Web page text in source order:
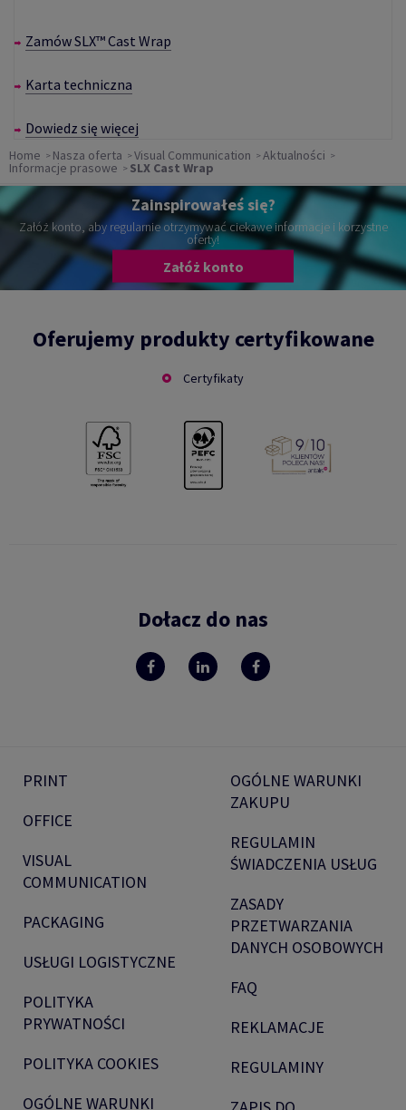
Zamów SLX™ Cast Wrap
Karta techniczna
Dowiedz się więcej
Home Nasza oferta Visual Communication Aktualności
Informacje prasowe SLX Cast Wrap
Zainspirowałeś się?
Załóż konto, aby regularnie otrzymywać ciekawe informacje i korzystne
oferty!
Załóż konto
Oferujemy produkty certyfikowane
Certyfikaty
Dołacz do nas
PRINT
OFFICE
VISUAL
COMMUNICATION
PACKAGING
USŁUGI LOGISTYCZNE
POLITYKA
PRYWATNOŚCI
POLITYKA COOKIES
OGÓLNE WARUNKI
OGÓLNE WARUNKI
ZAKUPU
REGULAMIN
ŚWIADCZENIA USŁUG
ZASADY
PRZETWARZANIA
DANYCH OSOBOWYCH
FAQ
REKLAMACJE
REGULAMINY